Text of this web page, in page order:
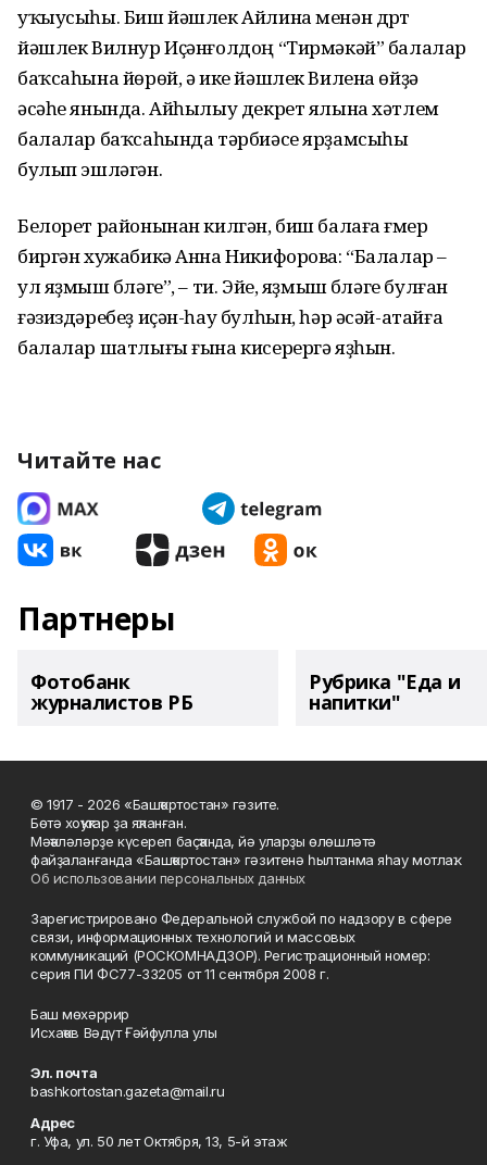
уҡыусыһы. Биш йәшлек Айлина менән дүрт
йәшлек Вилнур Иҫәнғолдоң “Тирмәкәй” балалар
баҡсаһына йөрөй, ә ике йәшлек Вилена өйҙә
әсәһе янында. Айһылыу декрет ялына хәтлем
балалар баҡсаһында тәрбиәсе ярҙамсыһы
булып эшләгән.
Белорет районынан килгән, биш балаға ғүмер
биргән хужабикә Анна Никифорова: “Балалар –
ул яҙмыш бүләге”, – ти. Эйе, яҙмыш бүләге булған
ғәзиздәребеҙ иҫән-һау булһын, һәр әсәй-атайға
балалар шатлығы ғына кисерергә яҙһын.
Читайте нас
Партнеры
Фотобанк
журналистов РБ
Рубрика "Еда и
напитки"
© 1917 - 2026 «Башҡортостан» гәзите.
Бөтә хоҡуҡтар ҙа яҡланған.
Мәҡәләләрҙе күсереп баҫҡанда, йә уларҙы өлөшләтә
файҙаланғанда «Башҡортостан» гәзитенә һылтанма яһау мотлаҡ.
Об использовании персональных данных
Зарегистрировано Федеральной службой по надзору в сфере
связи, информационных технологий и массовых
коммуникаций (РОСКОМНАДЗОР). Регистрационный номер:
серия ПИ ФС77-33205 от 11 сентября 2008 г.
Баш мөхәррир
Исхаҡов Вәдүт Ғәйфулла улы
Эл. почта
bashkortostan.gazeta@mail.ru
Адрес
г. Уфа, ул. 50 лет Октября, 13, 5-й этаж